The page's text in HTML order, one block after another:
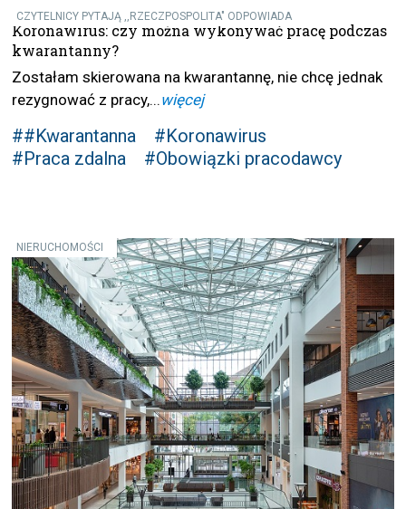
CZYTELNICY PYTAJĄ ,,RZECZPOSPOLITA" ODPOWIADA
Koronawirus: czy można wykonywać pracę podczas
kwarantanny?
Zostałam skierowana na kwarantannę, nie chcę jednak
rezygnować z pracy,... więcej
##Kwarantanna
#Koronawirus
#Praca zdalna
#Obowiązki pracodawcy
NIERUCHOMOŚCI